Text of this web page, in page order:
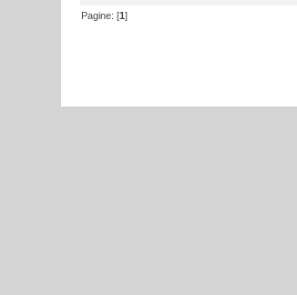
Pagine: [1]